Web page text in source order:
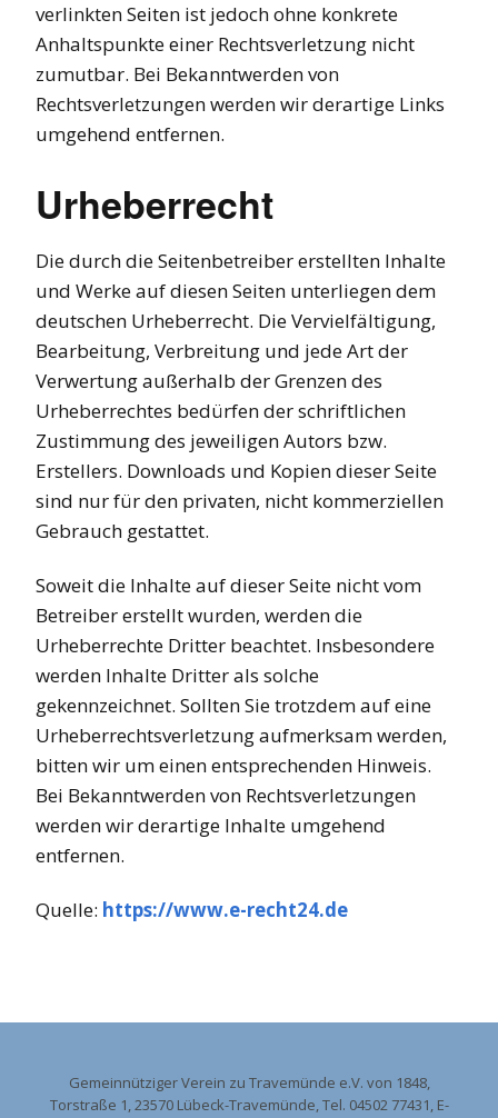
verlinkten Seiten ist jedoch ohne konkrete
Anhaltspunkte einer Rechtsverletzung nicht
zumutbar. Bei Bekanntwerden von
Rechtsverletzungen werden wir derartige Links
umgehend entfernen.
Urheberrecht
Die durch die Seitenbetreiber erstellten Inhalte
und Werke auf diesen Seiten unterliegen dem
deutschen Urheberrecht. Die Vervielfältigung,
Bearbeitung, Verbreitung und jede Art der
Verwertung außerhalb der Grenzen des
Urheberrechtes bedürfen der schriftlichen
Zustimmung des jeweiligen Autors bzw.
Erstellers. Downloads und Kopien dieser Seite
sind nur für den privaten, nicht kommerziellen
Gebrauch gestattet.
Soweit die Inhalte auf dieser Seite nicht vom
Betreiber erstellt wurden, werden die
Urheberrechte Dritter beachtet. Insbesondere
werden Inhalte Dritter als solche
gekennzeichnet. Sollten Sie trotzdem auf eine
Urheberrechtsverletzung aufmerksam werden,
bitten wir um einen entsprechenden Hinweis.
Bei Bekanntwerden von Rechtsverletzungen
werden wir derartige Inhalte umgehend
entfernen.
Quelle: https://www.e-recht24.de
Gemeinnütziger Verein zu Travemünde e.V. von 1848,
Torstraße 1, 23570 Lübeck-Travemünde, Tel. 04502 77431, E-